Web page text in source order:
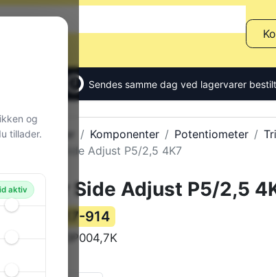
Sendes samme dag ved lagervarer
Alle produkter Komponenter Potentiometer
Trimmer Side Adjust P5/2,5 4K7
Side Adjust P5/2,5
117-914
ECP10P004,7K
og
tillader.
aktiv